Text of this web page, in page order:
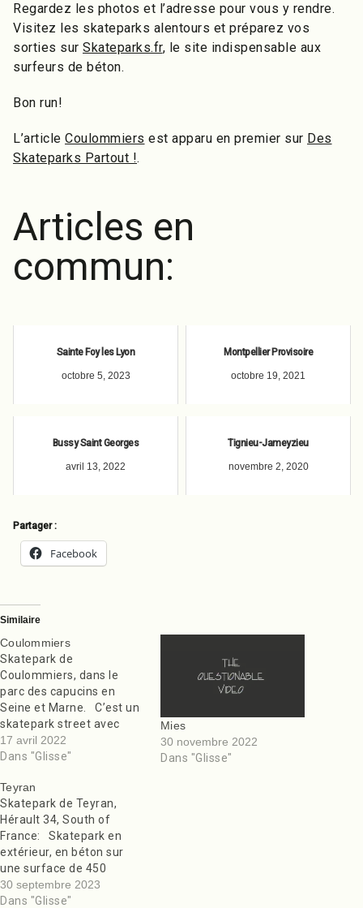
Regardez les photos et l’adresse pour vous y rendre.
Visitez les skateparks alentours et préparez vos
sorties sur Skateparks.fr, le site indispensable aux
surfeurs de béton.
Bon run!
L’article Coulommiers est apparu en premier sur Des
Skateparks Partout !.
Articles en
commun:
Sainte Foy les Lyon
octobre 5, 2023
Montpellier Provisoire
octobre 19, 2021
Bussy Saint Georges
avril 13, 2022
Tignieu-Jameyzieu
novembre 2, 2020
Partager :
Facebook
Similaire
Coulommiers
Skatepark de
Coulommiers, dans le
parc des capucins en
Seine et Marne. C’est un
skatepark street avec
cependant une rampe en
béton dans un coin
hauteur avec coping en
fer. Dans le prolongement
de la rampe il y a des
modules moyens de type
bosses…
17 avril 2022
Dans "Glisse"
Mies
30 novembre 2022
Dans "Glisse"
Teyran
Skatepark de Teyran,
Hérault 34, South of
France: Skatepark en
extérieur, en béton sur
une surface de 450
mètres carrés. Il y a une
mini rampe en béton avec
30 septembre 2023
Dans "Glisse"